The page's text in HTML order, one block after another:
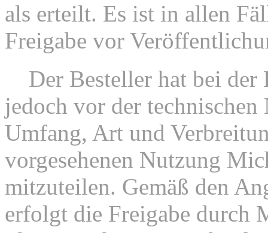
als erteilt. Es ist in allen
Freigabe vor
Der Besteller hat bei der
jedoch vor der
Umfang, Art und
vorgesehenen Nutzung
mitzuteilen. Gemäß den
erfolgt die Freigabe durch